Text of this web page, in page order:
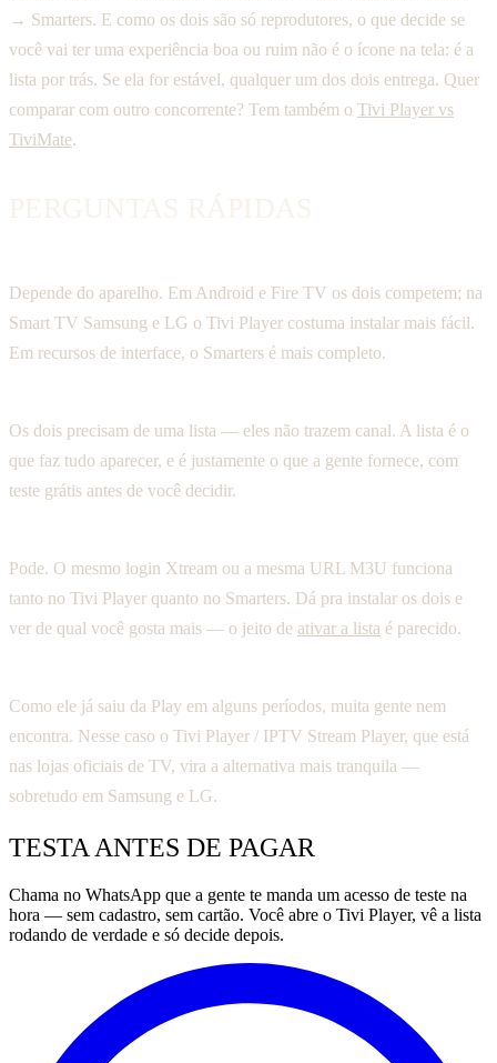
→ Smarters. E como os dois são só reprodutores, o que decide se
você vai ter uma experiência boa ou ruim não é o ícone na tela: é a
lista por trás. Se ela for estável, qualquer um dos dois entrega. Quer
comparar com outro concorrente? Tem também o Tivi Player vs
TiviMate.
Depende do aparelho. Em Android e Fire TV os dois competem; na
Smart TV Samsung e LG o Tivi Player costuma instalar mais fácil.
Em recursos de interface, o Smarters é mais completo.
Os dois precisam de uma lista — eles não trazem canal. A lista é o
que faz tudo aparecer, e é justamente o que a gente fornece, com
teste grátis antes de você decidir.
Pode. O mesmo login Xtream ou a mesma URL M3U funciona
tanto no Tivi Player quanto no Smarters. Dá pra instalar os dois e
ver de qual você gosta mais — o jeito de ativar a lista é parecido.
Como ele já saiu da Play em alguns períodos, muita gente nem
encontra. Nesse caso o Tivi Player / IPTV Stream Player, que está
nas lojas oficiais de TV, vira a alternativa mais tranquila —
sobretudo em Samsung e LG.
TESTA ANTES DE PAGAR
Chama no WhatsApp que a gente te manda um acesso de teste na
hora — sem cadastro, sem cartão. Você abre o Tivi Player, vê a lista
rodando de verdade e só decide depois.